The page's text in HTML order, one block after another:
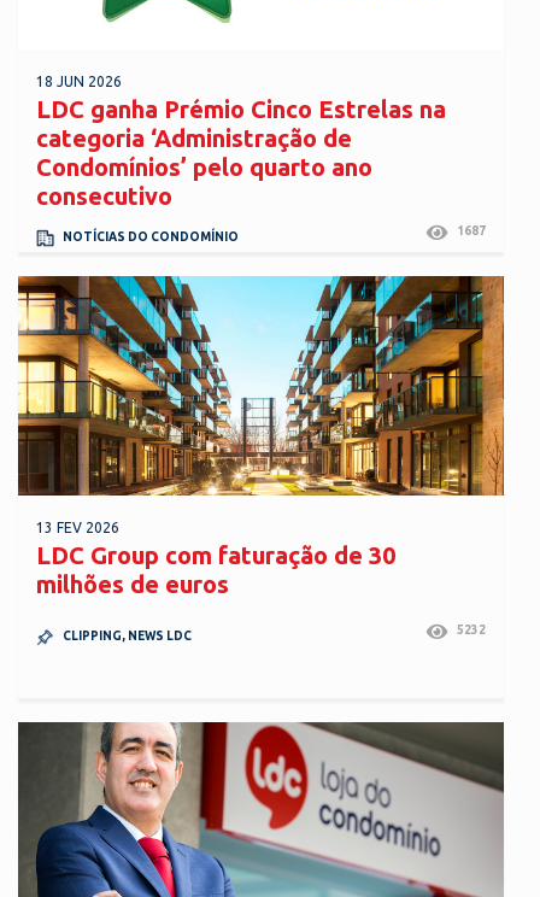
18 JUN 2026
LDC ganha Prémio Cinco Estrelas na
categoria ‘Administração de
Condomínios’ pelo quarto ano
consecutivo
NOTÍCIAS DO CONDOMÍNIO 1687
13 FEV 2026
LDC Group com faturação de 30
milhões de euros
CLIPPING, NEWS LDC 5232